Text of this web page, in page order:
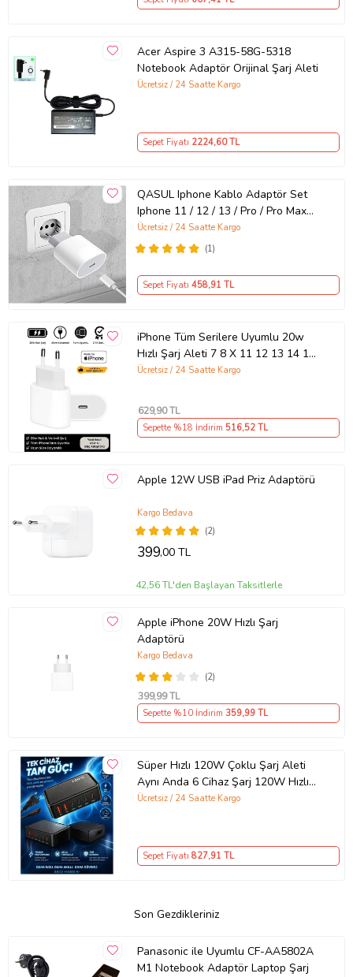
Evrensel 65W Duvar Tipi Şarj
Acer Aspire 3 A315-58G-5318
Notebook Adaptör Orijinal Şarj Aleti
Ücretsiz / 24 Saatte Kargo
Sepet Fiyatı 2224,60 TL
QASUL Iphone Kablo Adaptör Set
Iphone 11 / 12 / 13 / Pro / Pro Max
Uyumlu Şarj Aleti Seti
(1)
Ücretsiz / 24 Saatte Kargo
Sepet Fiyatı 458,91 TL
iPhone Tüm Serilere Uyumlu 20w
Hızlı Şarj Aleti 7 8 X 11 12 13 14 15
16 İçin Type-C Girişli Adaptör
Ücretsiz / 24 Saatte Kargo
629,90 TL
Sepette %18 İndirim 516,52 TL
Apple 12W USB iPad Priz Adaptörü
(2)
Kargo Bedava
399,00 TL
42,56 TL'den Başlayan Taksitlerle
Apple iPhone 20W Hızlı Şarj
Adaptörü
(2)
Kargo Bedava
399,99 TL
Sepette %10 İndirim 359,99 TL
Süper Hızlı 120W Çoklu Şarj Aleti
Aynı Anda 6 Cihaz Şarj 120W Hızlı
Şarj İstasyonu Çoklu USB & Type-C
Ücretsiz / 24 Saatte Kargo
Sepet Fiyatı 827,91 TL
Son Gezdikleriniz
Panasonic ile Uyumlu CF-AA5802A
M1 Notebook Adaptör Laptop Şarj